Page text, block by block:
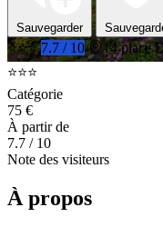
Sauvegarder
⭐⭐⭐ 7.7 / 10
14 place
⭐⭐⭐
Catégorie
75 €
À partir de
7.7 / 10
Note des visiteurs
À propos